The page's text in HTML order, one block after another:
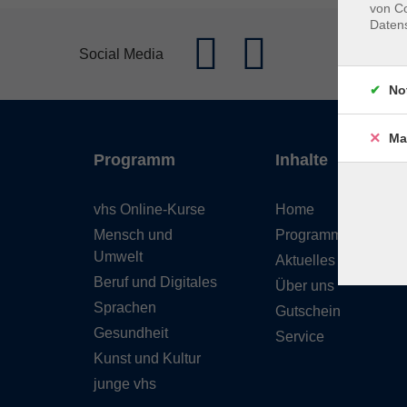
Social Media
Programm
vhs Online-Kurse
Mensch und
Umwelt
Beruf und Digitales
Sprachen
Gesundheit
Kunst und Kultur
junge vhs
Inhalte
Home
Programmheft
Aktuelles
Über uns
Gutschein
Service
von